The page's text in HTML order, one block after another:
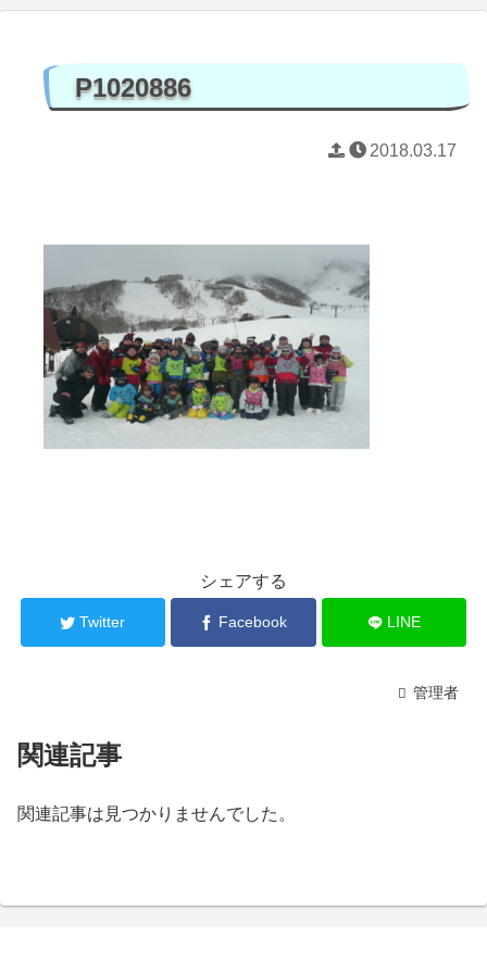
P1020886
2018.03.17
シェアする
Twitter Facebook LINE
管理者
関連記事
関連記事は見つかりませんでした。